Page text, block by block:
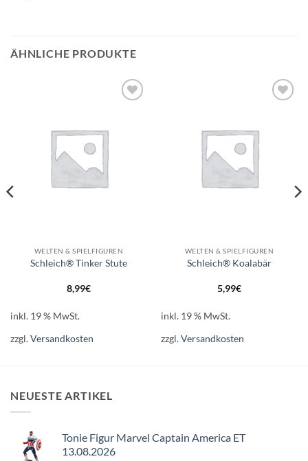
ÄHNLICHE PRODUKTE
WELTEN & SPIELFIGUREN
Schleich® Tinker Stute
8,99€
inkl. 19 % MwSt.
zzgl.Versandkosten
WELTEN & SPIELFIGUREN
Schleich® Koalabär
5,99€
inkl. 19 % MwSt.
zzgl.Versandkosten
NEUESTE ARTIKEL
Tonie Figur Marvel Captain America ET
13.08.2026